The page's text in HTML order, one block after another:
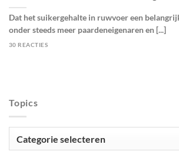
Dat het suikergehalte in ruwvoer een
onder steeds meer paardeneigenaren en [...]
30 REACTIES
Topics